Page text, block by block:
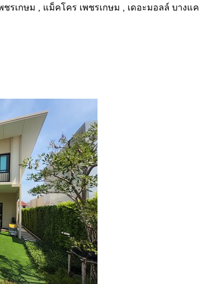
รเกษม , แม็คโคร เพชรเกษม , เดอะมอลล์ บางแค